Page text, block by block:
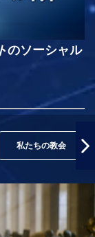
のソーシャル
私たちの教会